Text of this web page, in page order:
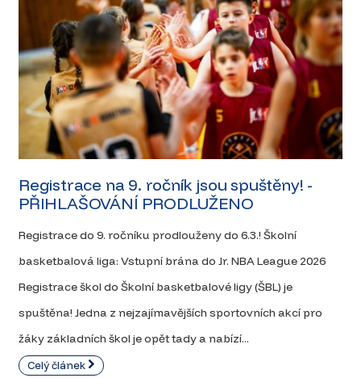
Registrace na 9. ročník jsou spuštěny! -
PŘIHLAŠOVÁNÍ PRODLUŽENO
Registrace do 9. ročníku prodlouženy do 6.3.! Školní
basketbalová liga: Vstupní brána do Jr. NBA League 2026
Registrace škol do Školní basketbalové ligy (ŠBL) je
spuštěna! Jedna z nejzajímavějších sportovních akcí pro
žáky základních škol je opět tady a nabízí...
Celý článek